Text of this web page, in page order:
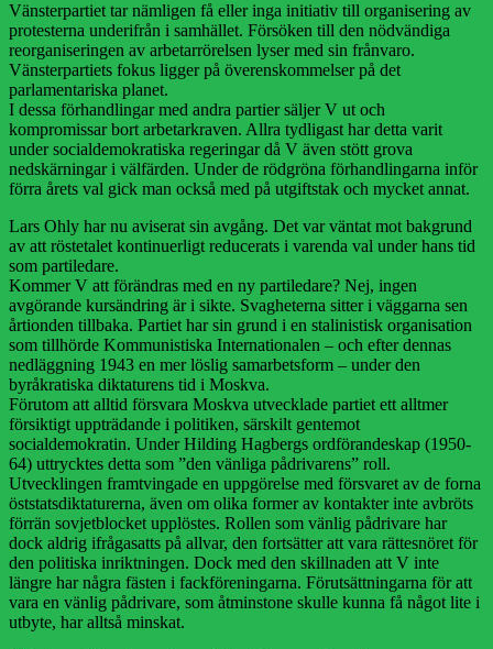
Vänsterpartiet tar nämligen få eller inga initiativ till organisering av
protesterna underifrån i samhället. Försöken till den nödvändiga
reorganiseringen av arbetarrörelsen lyser med sin frånvaro.
Vänsterpartiets fokus ligger på överenskommelser på det
parlamentariska planet.
I dessa förhandlingar med andra partier säljer V ut och
kompromissar bort arbetarkraven. Allra tydligast har detta varit
under socialdemokratiska regeringar då V även stött grova
nedskärningar i välfärden. Under de rödgröna förhandlingarna inför
förra årets val gick man också med på utgiftstak och mycket annat.
Lars Ohly har nu aviserat sin avgång. Det var väntat mot bakgrund
av att röstetalet kontinuerligt reducerats i varenda val under hans tid
som partiledare.
Kommer V att förändras med en ny partiledare? Nej, ingen
avgörande kursändring är i sikte. Svagheterna sitter i väggarna sen
årtionden tillbaka. Partiet har sin grund i en stalinistisk organisation
som tillhörde Kommunistiska Internationalen – och efter dennas
nedläggning 1943 en mer löslig samarbetsform – under den
byråkratiska diktaturens tid i Moskva.
Förutom att alltid försvara Moskva utvecklade partiet ett alltmer
försiktigt uppträdande i politiken, särskilt gentemot
socialdemokratin. Under Hilding Hagbergs ordförandeskap (1950-
64) uttrycktes detta som ”den vänliga pådrivarens” roll.
Utvecklingen framtvingade en uppgörelse med försvaret av de forna
öststatsdiktaturerna, även om olika former av kontakter inte avbröts
förrän sovjetblocket upplöstes. Rollen som vänlig pådrivare har
dock aldrig ifrågasatts på allvar, den fortsätter att vara rättesnöret för
den politiska inriktningen. Dock med den skillnaden att V inte
längre har några fästen i fackföreningarna. Förutsättningarna för att
vara en vänlig pådrivare, som åtminstone skulle kunna få något lite i
utbyte, har alltså minskat.